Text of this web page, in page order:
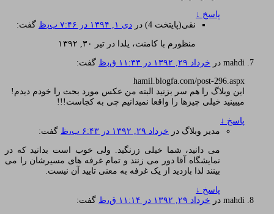
پاسخ ↓
نقی(پایتخت 4)
در دی ۱, ۱۳۹۴ در ۷:۴۶ ب٫ظ گفت:
منظورم با کامنت، یلدا در تیر ۳۰, ۱۳۹۲
mahdi در خرداد ۲۹, ۱۳۹۲ در ۱۱:۳۳ ق٫ظ
گفت:
hamil.blogfa.com/post-296.aspx
این وبلاگ را هم سر بزنید البته من عکس مورد بحث را خودم دیدم!
میبینید خیلی چیزها را واقعا نمیدانیم چی به کجاست!!!
پاسخ ↓
مدیر وبلاگ در خرداد ۲۹, ۱۳۹۲ در ۶:۴۳ ب٫ظ گفت:
می دانید، شما خیلی زرنگید. ولی خوب است بدانید که در
نمایشگاه آقا دور می زنند و تمام غرفه های مسیرشان را می
بینند لذا بازدید از یک غرفه به معنی تایید آن نیست.
پاسخ ↓
mahdi در خرداد ۲۹, ۱۳۹۲ در ۱۱:۱۴ ق٫ظ گفت: